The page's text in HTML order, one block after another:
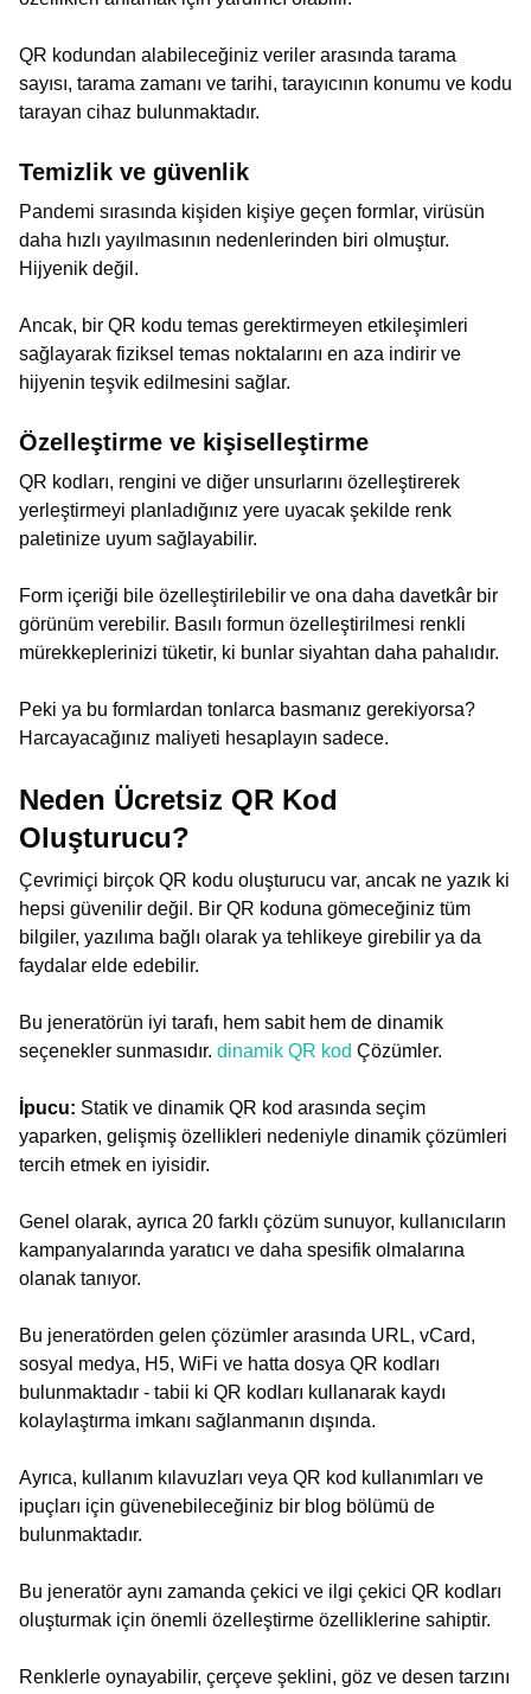
QR kodundan alabileceğiniz veriler arasında tarama
sayısı, tarama zamanı ve tarihi, tarayıcının konumu ve kodu
tarayan cihaz bulunmaktadır.
Temizlik ve güvenlik
Pandemi sırasında kişiden kişiye geçen formlar, virüsün
daha hızlı yayılmasının nedenlerinden biri olmuştur.
Hijyenik değil.
Ancak, bir QR kodu temas gerektirmeyen etkileşimleri
sağlayarak fiziksel temas noktalarını en aza indirir ve
hijyenin teşvik edilmesini sağlar.
Özelleştirme ve kişiselleştirme
QR kodları, rengini ve diğer unsurlarını özelleştirerek
yerleştirmeyi planladığınız yere uyacak şekilde renk
paletinize uyum sağlayabilir.
Form içeriği bile özelleştirilebilir ve ona daha davetkâr bir
görünüm verebilir. Basılı formun özelleştirilmesi renkli
mürekkeplerinizi tüketir, ki bunlar siyahtan daha pahalıdır.
Peki ya bu formlardan tonlarca basmanız gerekiyorsa?
Harcayacağınız maliyeti hesaplayın sadece.
Neden Ücretsiz QR Kod
Oluşturucu?
Çevrimiçi birçok QR kodu oluşturucu var, ancak ne yazık ki
hepsi güvenilir değil. Bir QR koduna gömeceğiniz tüm
bilgiler, yazılıma bağlı olarak ya tehlikeye girebilir ya da
faydalar elde edebilir.
Bu jeneratörün iyi tarafı, hem sabit hem de dinamik
seçenekler sunmasıdır. dinamik QR kod Çözümler.
İpucu: Statik ve dinamik QR kod arasında seçim
yaparken, gelişmiş özellikleri nedeniyle dinamik çözümleri
tercih etmek en iyisidir.
Genel olarak, ayrıca 20 farklı çözüm sunuyor, kullanıcıların
kampanyalarında yaratıcı ve daha spesifik olmalarına
olanak tanıyor.
Bu jeneratörden gelen çözümler arasında URL, vCard,
sosyal medya, H5, WiFi ve hatta dosya QR kodları
bulunmaktadır - tabii ki QR kodları kullanarak kaydı
kolaylaştırma imkanı sağlanmanın dışında.
Ayrıca, kullanım kılavuzları veya QR kod kullanımları ve
ipuçları için güvenebileceğiniz bir blog bölümü de
bulunmaktadır.
Bu jeneratör aynı zamanda çekici ve ilgi çekici QR kodları
oluşturmak için önemli özelleştirme özelliklerine sahiptir.
Renklerle oynayabilir, çerçeve şeklini, göz ve desen tarzını